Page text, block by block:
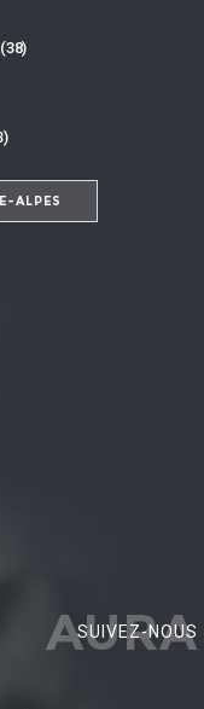
ALPES
AURA
SUIVEZ-NOUS